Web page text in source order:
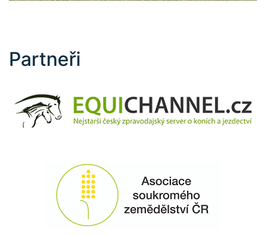
Partneři